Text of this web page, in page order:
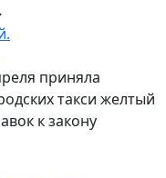
приняла
такси желтый
к закону